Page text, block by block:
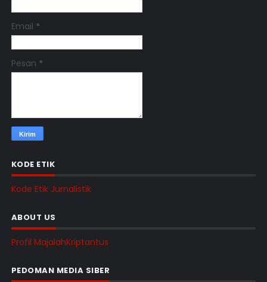
Email *
Pesan *
KODE ETIK
Kode Etik Jurnalistik
ABOUT US
Profil MajalahKriptantus
PEDOMAN MEDIA SIBER